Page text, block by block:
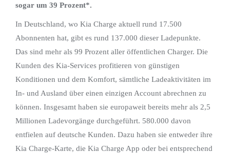
sogar um 39 Prozent*.
In Deutschland, wo Kia Charge aktuell rund 17.500
Abonnenten hat, gibt es rund 137.000 dieser Ladepunkte.
Das sind mehr als 99 Prozent aller öffentlichen Charger. Die
Kunden des Kia-Services profitieren von günstigen
Konditionen und dem Komfort, sämtliche Ladeaktivitäten im
In- und Ausland über einen einzigen Account abrechnen zu
können. Insgesamt haben sie europaweit bereits mehr als 2,5
Millionen Ladevorgänge durchgeführt. 580.000 davon
entfielen auf deutsche Kunden. Dazu haben sie entweder ihre
Kia Charge-Karte, die Kia Charge App oder bei entsprechend